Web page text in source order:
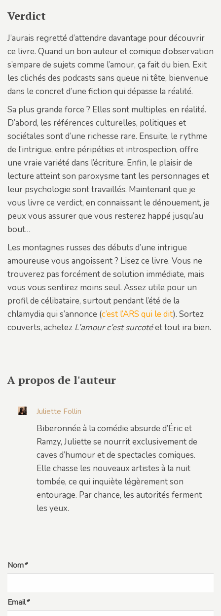
Verdict
J’aurais regretté d’attendre davantage pour découvrir
ce livre. Quand un bon auteur et comique d’observation
s’empare de sujets comme l’amour, ça fait du bien. Exit
les clichés des podcasts sans queue ni tête, bienvenue
dans le concret d’une fiction qui dépasse la réalité.
Sa plus grande force ? Elles sont multiples, en réalité.
D’abord, les références culturelles, politiques et
sociétales sont d’une richesse rare. Ensuite, le rythme
de l’intrigue, entre péripéties et introspection, offre
une vraie variété dans l’écriture. Enfin, le plaisir de
lecture atteint son paroxysme tant les personnages et
leur psychologie sont travaillés. Maintenant que je
vous livre ce verdict, en connaissant le dénouement, je
peux vous assurer que vous resterez happé jusqu’au
bout…
Les montagnes russes des débuts d’une intrigue
amoureuse vous angoissent ? Lisez ce livre. Vous ne
trouverez pas forcément de solution immédiate, mais
vous vous sentirez moins seul. Assez utile pour un
profil de célibataire, surtout pendant l’été de la
chlamydia qui s’annonce (c’est l’ARS qui le dit). Sortez
couverts, achetez L’amour c’est surcotéet tout ira bien.
A propos de l'auteur
Juliette Follin
Biberonnée à la comédie absurde d’Éric et
Ramzy, Juliette se nourrit exclusivement de
caves d’humour et de spectacles comiques.
Elle chasse les nouveaux artistes à la nuit
tombée, ce qui inquiète légèrement son
entourage. Par chance, les autorités ferment
les yeux.
Nom*
Email*